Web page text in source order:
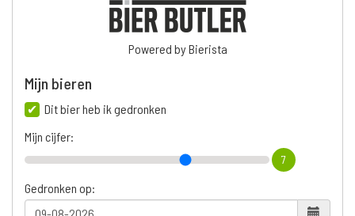
Powered by Bierista
Mijn bieren
Dit bier heb ik gedronken
Mijn cijfer:
7
Gedronken op: